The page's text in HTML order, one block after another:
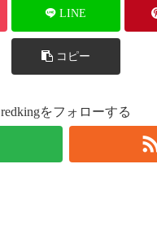
LINE
コピー
redkingをフォローする